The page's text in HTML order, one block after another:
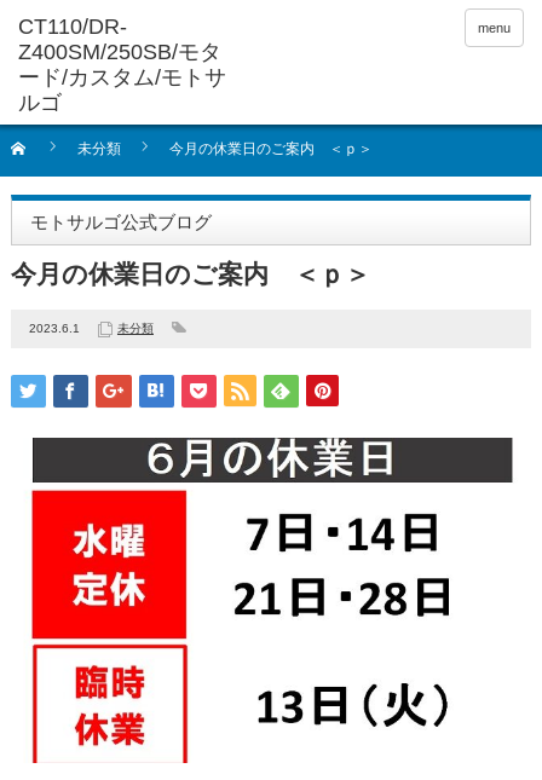
menu
未分類 今月の休業日のご案内 ＜ｐ＞
モトサルゴ公式ブログ
今月の休業日のご案内 ＜ｐ＞
2023.6.1 未分類